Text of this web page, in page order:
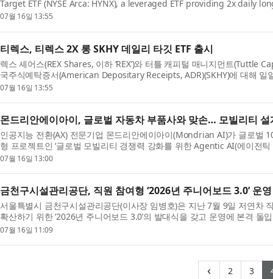
Target ETF (NYSE Arca: HYNX), a leveraged ETF providing 2x daily
Receipts (ADRs) (...
07월 16일 13:55
티렉스, 티렉스 2X 롱 SKHY 데일리 타깃 ETF 출시
렉스 셰어스(REX Shares, 이하 ‘REX’)와 터틀 캐피털 매니지먼트(Tuttle
국주식예탁증서(American Depositary Receipts, ADR)(SKHY)에 대해 일
롱 SKHY...
07월 16일 13:55
몬드리안에이아이, 글로벌 자동차 부품사와 맞손… 모빌리티 설
인공지능 전환(AX) 전문기업 몬드리안에이아이(Mondrian AI)가 글로벌
형 프로젝트인 ‘글로벌 모빌리티 경쟁력 강화를 위한 Agentic AI(에이전
다...
07월 16일 13:00
금천구시설관리공단, 직원 참여형 ‘2026년 주니어보드 3.0’ 운영
서울특별시 금천구시설관리공단(이사장 임병호)은 지난 7월 9일 저연차
확산하기 위한 ‘2026년 주니어보드 3.0’​의 발대식을 갖고 운영에 본격 돌
‘2...
07월 16일 11:09
‹ 2 3